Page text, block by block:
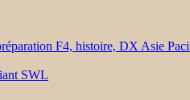
F4, histoire, DX Asie
SWL